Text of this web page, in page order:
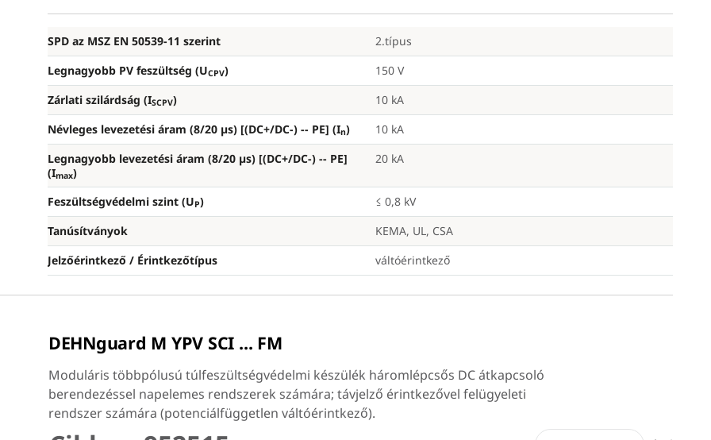
SPD az MSZ EN 50539-11 szerint
2.típus
Legnagyobb PV feszültség (UCPV)
150 V
Zárlati szilárdság (ISCPV)
10 kA
Névleges levezetési áram (8/20 µs) [(DC+/DC-) -- PE] (In)
10 kA
Legnagyobb levezetési áram (8/20 µs) [(DC+/DC-) -- PE]
(Imax)
20 kA
Feszültségvédelmi szint (UP)
≤ 0,8 kV
Tanúsítványok
KEMA, UL, CSA
Jelzőérintkező / Érintkezőtípus
váltóérintkező
DEHNguard M YPV SCI ... FM
Moduláris többpólusú túlfeszültségvédelmi készülék háromlépcsős DC átkapcsoló
berendezéssel napelemes rendszerek számára; távjelző érintkezővel felügyeleti
rendszer számára (potenciálfüggetlen váltóérintkező).